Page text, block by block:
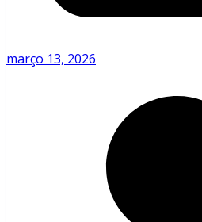
março 13, 2026